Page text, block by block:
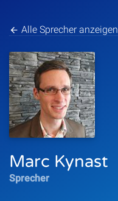
Alle Sprecher anzeigen
Marc Kynast
Sprecher